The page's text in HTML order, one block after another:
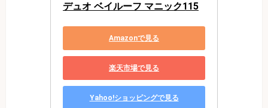
デュオ ベイルーフ マニック115
Amazonで見る
楽天市場で見る
Yahoo!ショッピングで見る